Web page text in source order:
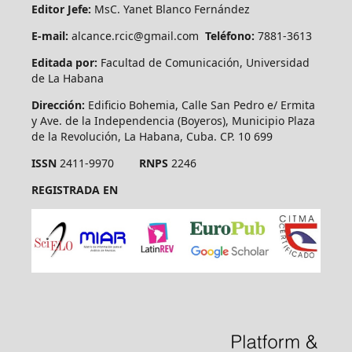
Editor Jefe: MsC. Yanet Blanco Fernández
E-mail: alcance.rcic@gmail.com Teléfono: 7881-3613
Editada por: Facultad de Comunicación, Universidad
de La Habana
Dirección: Edificio Bohemia, Calle San Pedro e/ Ermita
y Ave. de la Independencia (Boyeros), Municipio Plaza
de la Revolución, La Habana, Cuba. CP. 10 699
ISSN2411-9970 RNPS 2246
REGISTRADA EN